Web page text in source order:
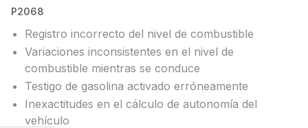
P2068
Registro incorrecto del nivel de combustible
Variaciones inconsistentes en el nivel de
combustible mientras se conduce
Testigo de gasolina activado erróneamente
Inexactitudes en el cálculo de autonomía del
vehículo